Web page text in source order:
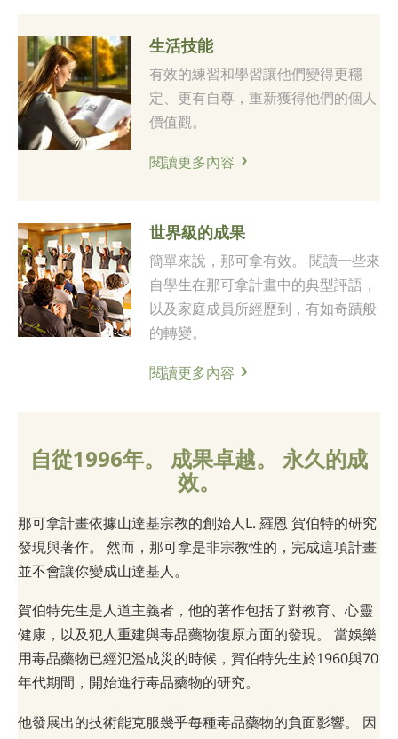
生活技能
有效的練習和學習讓他們變得更穩
定、更有自尊，重新獲得他們的個人
價值觀。
閱讀更多內容
世界級的成果
簡單來說，那可拿有效。 閱讀一些來
自學生在那可拿計畫中的典型評語，
以及家庭成員所經歷到，有如奇蹟般
的轉變。
閱讀更多內容
自從1996年。 成果卓越。 永久的成
效。
那可拿計畫依據山達基宗教的創始人L. 羅恩 賀伯特的研究
發現與著作。 然而，那可拿是非宗教性的，完成這項計畫
並不會讓你變成山達基人。
賀伯特先生是人道主義者，他的著作包括了對教育、心靈
健康，以及犯人重建與毒品藥物復原方面的發現。 當娛樂
用毒品藥物已經氾濫成災的時候，賀伯特先生於1960與70
年代期間，開始進行毒品藥物的研究。
他發展出的技術能克服幾乎每種毒品藥物的負面影響。 因